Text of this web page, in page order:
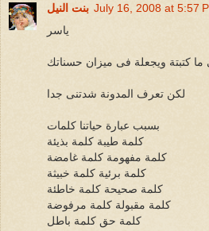
بنت النيل July 16, 2008 at 5:57
ياسر
ما كتبتة ويجعلة فى ميزان حسناتك
لكن تعرف المدونة شدتنى جدا
بسبب عبارة حياتنا كلمات
كلمة طيبة كلمة بذيئة
كلمة مفهومة كلمة غامضة
كلمة برئية كلمة خبيثة
كلمة صحيحة كلمة خاطئة
كلمة مقبولة كلمة مرفوضة
كلمة حق كلمة باطل